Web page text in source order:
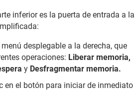
inferior es la puerta de entrada a la
desplegable a la derecha, que
operaciones: Liberar memoria,
y Desfragmentar memoria.
en el botón para iniciar de inmediato